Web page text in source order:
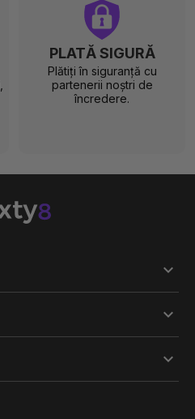
PLATĂ SIGURĂ
Plătiți în siguranță cu
partenerii noștri de
încredere.


